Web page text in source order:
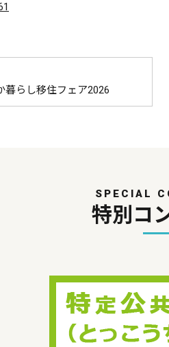
暮らし移住フェア2026
SPECIAL
特別コ